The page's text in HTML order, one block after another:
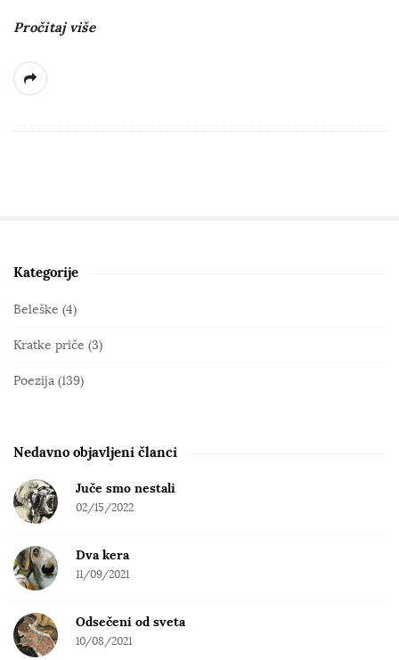
Pročitaj više
S
i
e
S
e
a
r
Kategorije
Beleške (4)
Kratke priče (3)
Poezija (139)
Nedavno objavljeni članci
Juče smo nestali
02/15/2022
Dva kera
11/09/2021
Odsečeni od sveta
10/08/2021